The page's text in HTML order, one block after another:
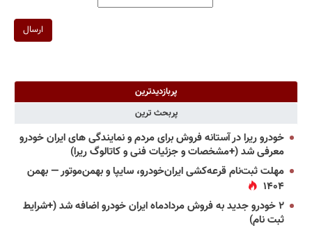
ارسال
پربازدیدترین
پربحث ترین
خودرو ریرا در آستانه فروش برای مردم و نمایندگی های ایران خودرو
معرفی شد (+مشخصات و جزئیات فنی و کاتالوگ ریرا)
مهلت ثبت‌نام قرعه‌کشی ایران‌خودرو، سایپا و بهمن‌موتور — بهمن
۱۴۰۴
۲ خودرو جدید به فروش مردادماه ایران خودرو اضافه شد (+شرایط
ثبت نام)